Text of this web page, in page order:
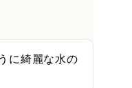
に綺麗な水の